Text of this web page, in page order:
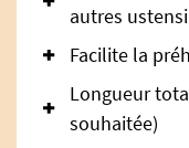
autres
Facilite la
Longueur
souhaitée)